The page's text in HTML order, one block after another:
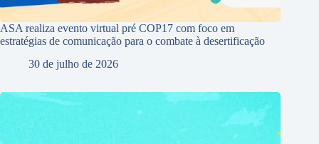
ASA realiza evento virtual pré COP17 com foco em
estratégias de comunicação para o combate à desertificação
30 de julho de 2026